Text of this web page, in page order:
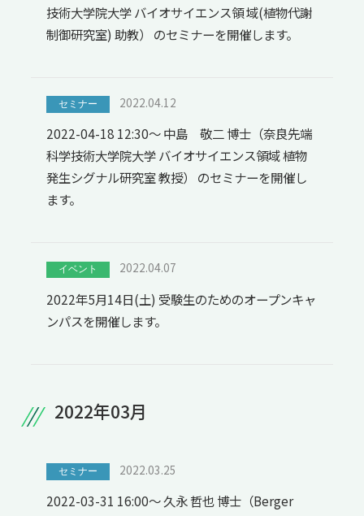
技術大学院大学 バイオサイエンス領 域(植物代謝
制御研究室) 助教） のセミナーを開催します。
セミナー 2022.04.12
2022-04-18 12:30～ 中島 敬二 博士（奈良先端
科学技術大学院大学 バイオサイエンス領域 植物
発生シグナル研究室 教授） のセミナーを開催し
ます。
イベント 2022.04.07
2022年5月14日(土) 受験生のためのオープンキャ
ンパスを開催します。
2022年03月
セミナー 2022.03.25
2022-03-31 16:00～ 久永 哲也 博士（Berger